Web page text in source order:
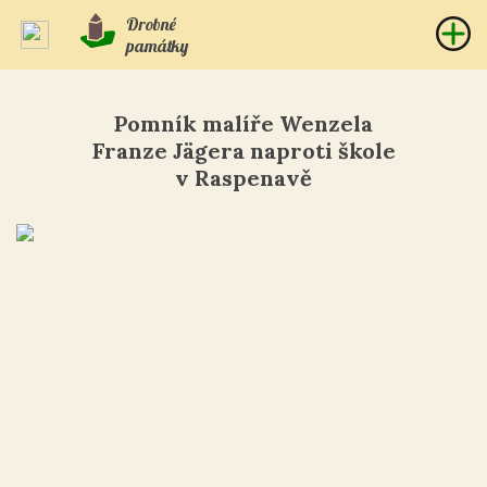
Drobné
památky
Pomník malíře Wenzela
Franze Jägera naproti škole
v Raspenavě